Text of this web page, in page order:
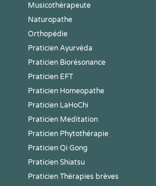
Musicothérapeute
Naturopathe
Orthopédie
Praticien Ayurvéda
Praticien Biorésonance
Praticien EFT
Praticien Homeopathe
Praticien LaHoChi
Praticien Meditation
Praticien Phytothérapie
Praticien Qi Gong
Praticien Shiatsu
Praticien Thérapies brèves